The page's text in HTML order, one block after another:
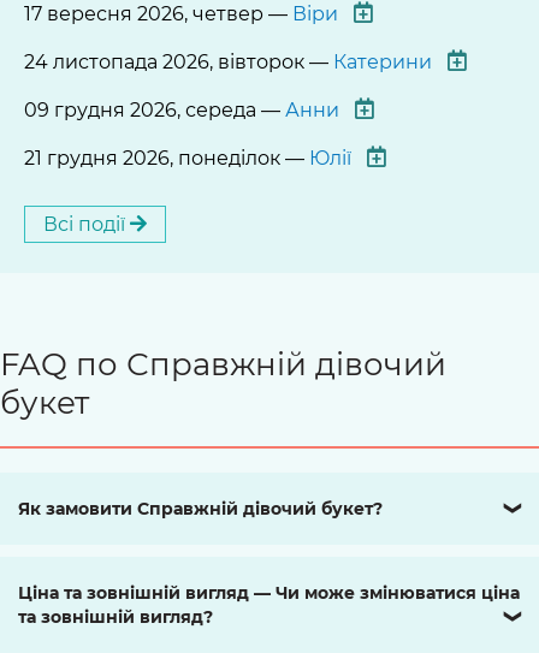
17 вересня 2026, четвер — Віри
24 листопада 2026, вівторок — Катерини
09 грудня 2026, середа — Анни
21 грудня 2026, понеділок — Юлії
Всі події
FAQ по Справжній дівочий
букет
Як замовити Справжній дівочий букет? ❯
Ціна та зовнішній вигляд — Чи може змінюватися ціна
та зовнішній вигляд?
❯